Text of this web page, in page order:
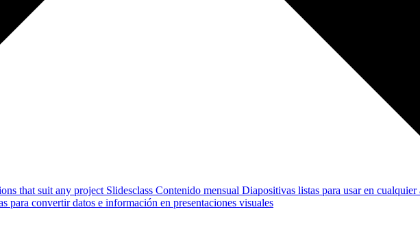
that suit any project Slidesclass Contenido mensual Diapositivas listas para usar en
para convertir datos e información en presentaciones visuales